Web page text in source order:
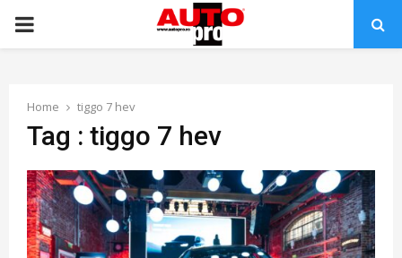
PRIMARY
Home tiggo 7 hev
Tag : tiggo 7 hev